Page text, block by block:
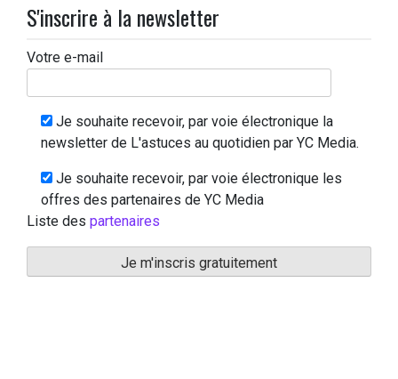
S'inscrire à la newsletter
Votre e-mail
Je souhaite recevoir, par voie électronique la
newsletter de L'astuces au quotidien par YC Media.
Je souhaite recevoir, par voie électronique les
offres des partenaires de YC Media
Liste des partenaires